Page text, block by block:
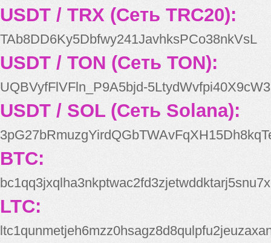
USDT / TRX (Сеть TRC20):
TAb8DD6Ky5Dbfwy241JavhksPCo38nkVsL
USDT / TON (Сеть TON):
UQBVyfFlVFln_P9A5bjd-
USDT / SOL (Сеть Solana):
BTC:
bc1qq3jxqlha3nkptwac2fd3zjetwddktarj5snu7x
LTC: